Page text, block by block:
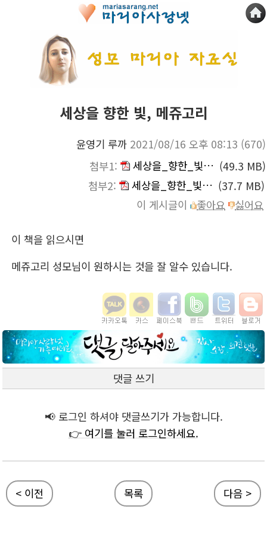
세상을 향한 빛, 메쥬고리
윤영기 루까 2021/08/16 오후 08:13 (670)
첨부1:
세상을_향한_빛_메,메쥬고리_부분1.pdf (49.3 MB)
첨부2:
세상을_향한_빛_메,메쥬고리_부분2.pdf (37.7 MB)
이 게시글이
좋아요 싫어요
이 책을 읽으시면
메쥬고리 성모님이 원하시는 것을 잘 알수 있습니다.
댓글 쓰기
📢 로그인 하셔야 댓글쓰기가 가능합니다.
👉 여기를 눌러 로그인하세요.
< 이전 목록 다음 >